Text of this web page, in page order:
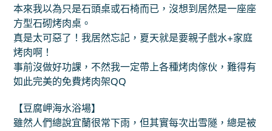
本來我以為只是石頭桌或石椅而已，沒想到居然是一座座
方型石砌烤肉桌。
真是太可惡了！我居然忘記，夏天就是要親子戲水+家庭
烤肉啊！
事前沒做好功課，不然我一定帶上各種烤肉傢伙，難得有
如此完美的免費烤肉架QQ
【豆腐岬海水浴場】
雖然人們總說宜蘭很常下雨，但其實每次出雪隧，總是被